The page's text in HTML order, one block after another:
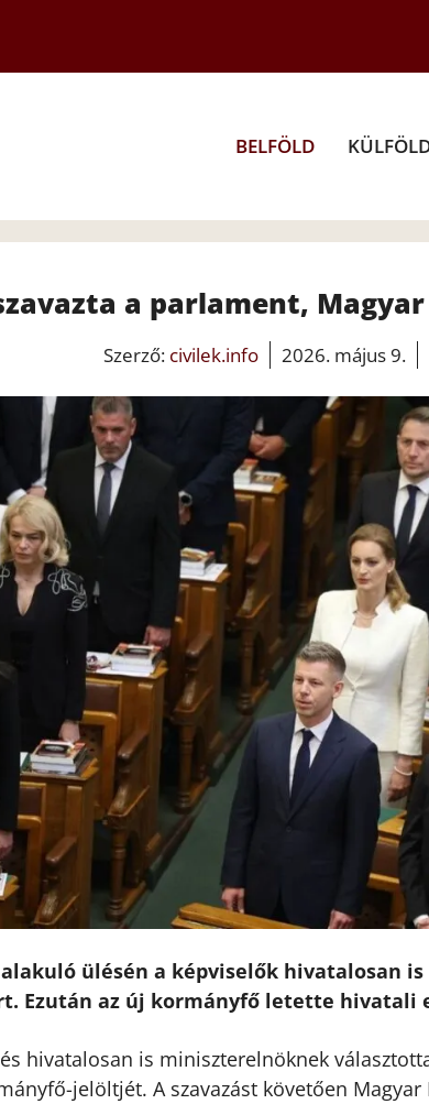
BELFÖLD
a parlament,
Szerző: civilek.info 2026. május 9.
ülésén a képviselők hivatalosan
Ezután az új kormányfő letette hivatali
hivatalosan is miniszterelnöknek
jelöltjét. A szavazást követően